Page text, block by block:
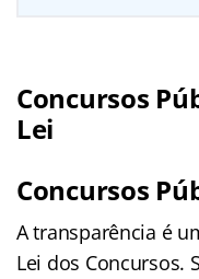
Concursos
Lei
Concursos
A transparência é
Lei dos Concursos.